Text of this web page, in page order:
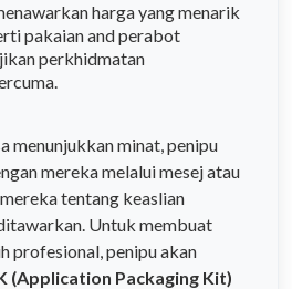
harga yang menarik
pakaian and perabot
perkhidmatan
menunjukkan minat, penipu
mereka melalui mesej atau
tentang keaslian
Untuk membuat
profesional, penipu akan
(Application Packaging Kit)